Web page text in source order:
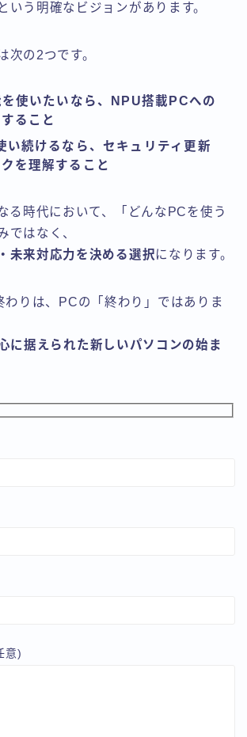
いう明確なビジョンがあります。
次の2つです。
使いたいなら、NPU搭載PCへの
ること
い続けるなら、セキュリティ更新
を理解すること
る時代において、「どんなPCを使う
ではなく、
未来対応力を決める選択になります。
りは、PCの「終わり」ではありま
に据えられた新しいパソコンの始ま
意)